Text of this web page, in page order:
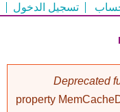
تسجيل الدخول
Deprecated
property